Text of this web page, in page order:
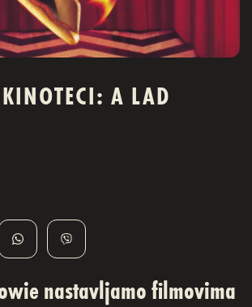
A LAD
nastavljamo filmovima